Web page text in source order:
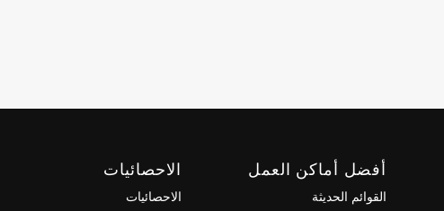
أفضل أماكن العمل
القوائم الحديثة
الاحصائيات
الاحصائيات